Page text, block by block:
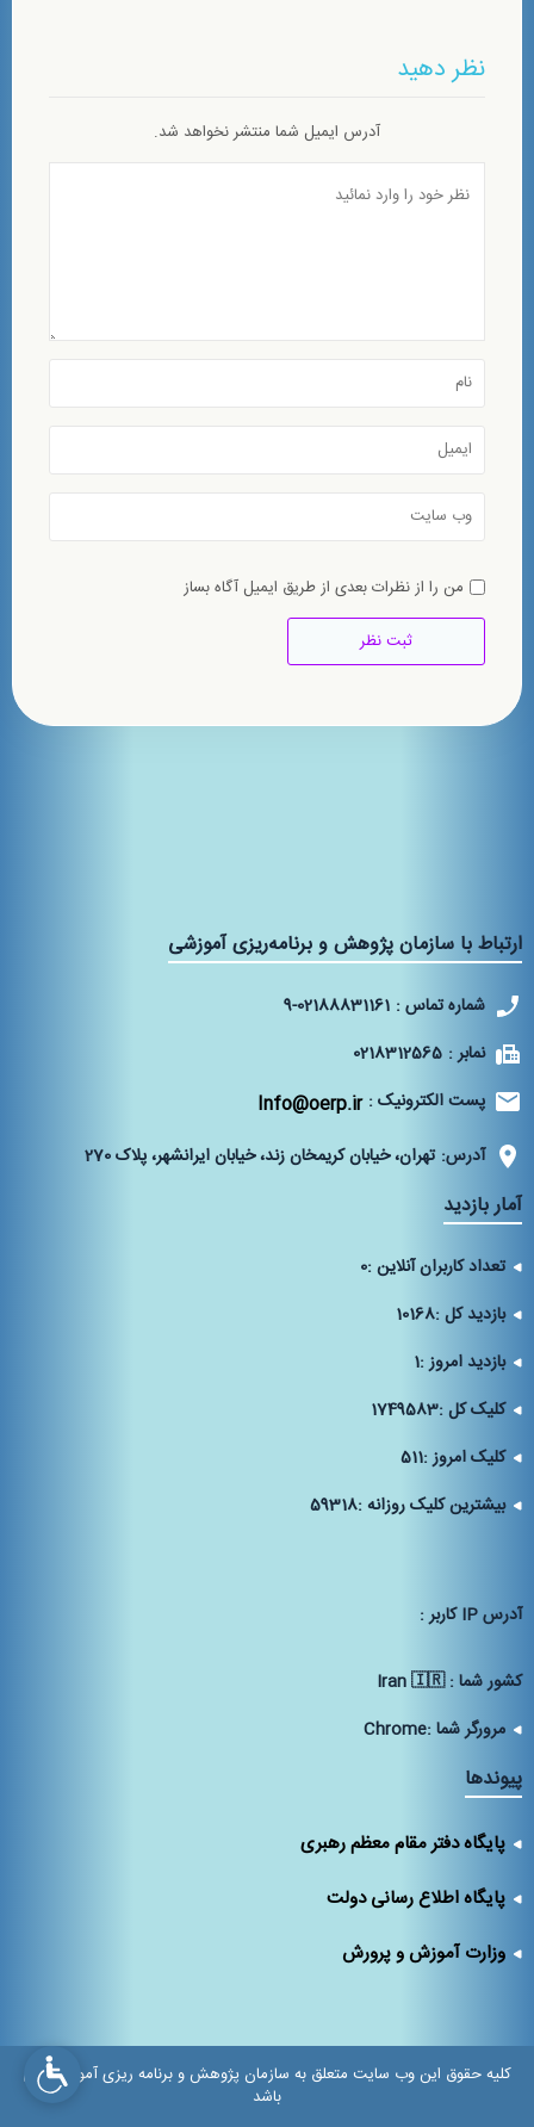
نظر دهید
آدرس ایمیل شما منتشر نخواهد شد.
من را از نظرات بعدی از طریق ایمیل آگاه بساز
ارتباط با سازمان پژوهش و برنامه‌ریزی آموزشی
شماره تماس : 9-02188831161
نمابر : 0218312565
پست الکترونیک : Info@oerp.ir
آدرس: تهران، خیابان کریمخان زند، خیابان ایرانشهر، پلاک 270‌
آمار بازدید
تعداد کاربران آنلاین :0
بازدید کل :10168
بازدید امروز :1
کلیک کل :1749583
کلیک امروز :511
بیشترین کلیک روزانه :59318
آدرس IP كاربر :
كشور شما :Iran 🇮🇷
مرورگر شما :Chrome
پیوندها
پایگاه دفتر مقام معظم رهبری
پایگاه اطلاع رسانی دولت
وزارت آموزش و پرورش
کلیه حقوق این وب سایت متعلق به سازمان پژوهش و برنامه ریزی آموزشی می
باشد